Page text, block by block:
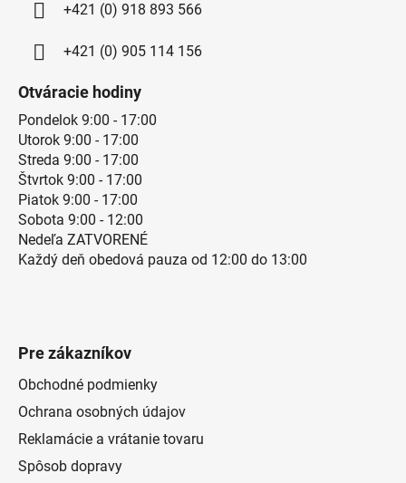
+421 (0) 918 893 566
+421 (0) 905 114 156
Otváracie hodiny
Pondelok 9:00 - 17:00
Utorok 9:00 - 17:00
Streda 9:00 - 17:00
Štvrtok 9:00 - 17:00
Piatok 9:00 - 17:00
Sobota 9:00 - 12:00
Nedeľa ZATVORENÉ
Každý deň obedová pauza od 12:00 do 13:00
Pre zákazníkov
Obchodné podmienky
Ochrana osobných údajov
Reklamácie a vrátanie tovaru
Spôsob dopravy